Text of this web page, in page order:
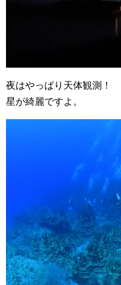
夜はやっぱり天体観測！
星が綺麗ですよ。